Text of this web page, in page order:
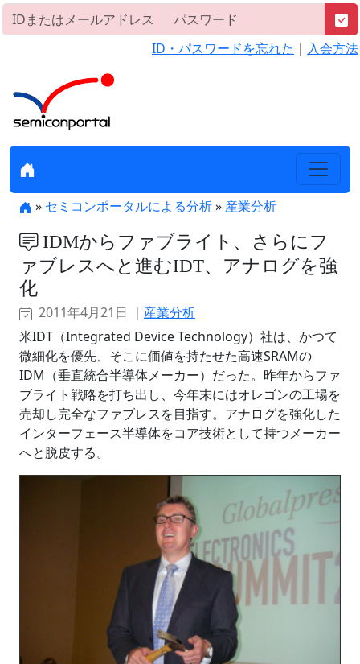
ID・パスワードを忘れた ｜ 入会方法
» セミコンポータルによる分析» 産業分析
IDMからファブライト、さらにフ
ァブレスへと進むIDT、アナログを強
化
2011年4月21日 ｜ 産業分析
米IDT（Integrated Device Technology）社は、かつて
微細化を優先、そこに価値を持たせた高速SRAMの
IDM（垂直統合半導体メーカー）だった。昨年からファ
ブライト戦略を打ち出し、今年末にはオレゴンの工場を
売却し完全なファブレスを目指す。アナログを強化した
インターフェース半導体をコア技術として持つメーカー
へと脱皮する。